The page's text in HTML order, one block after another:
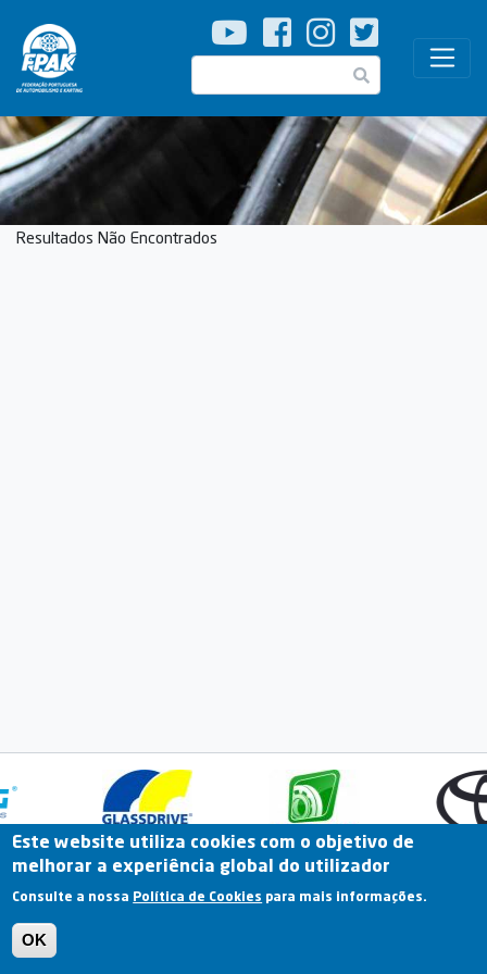
Passar
para
o
Pesquisar
Resultados Não Encontrados
Previous
Fale Connosco Portal Online Arquivo
Termos e Condições | Política de Privacidade |
Este website utiliza cookies com o objetivo de
melhorar a experiência global do utilizador
Consulte a nossa Política de Cookies para mais informações.
OK